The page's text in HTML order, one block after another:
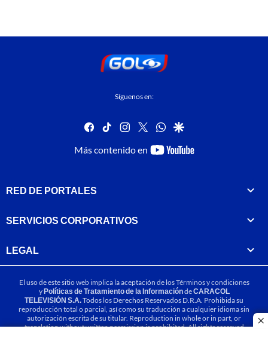
Síguenos en:
facebook
tiktok instagram
twitterwhatsapp
google
Más contenido en
youtube-
RED DE PORTALES
SERVICIOS CORPORATIVOS
LEGAL
El uso de este sitio web implica la aceptación de losTérminos y condiciones
yPolíticas de Tratamiento de la InformacióndeCARACOL
TELEVISIÓN S.A.Todos los Derechos Reservados D.R.A. Prohibida su
reproducción total o parcial, así como su traducción a cualquier idioma sin
autorización escrita de su titular. Reproduction in whole or in part, or
translation without written permission is prohibited. All rights reserved